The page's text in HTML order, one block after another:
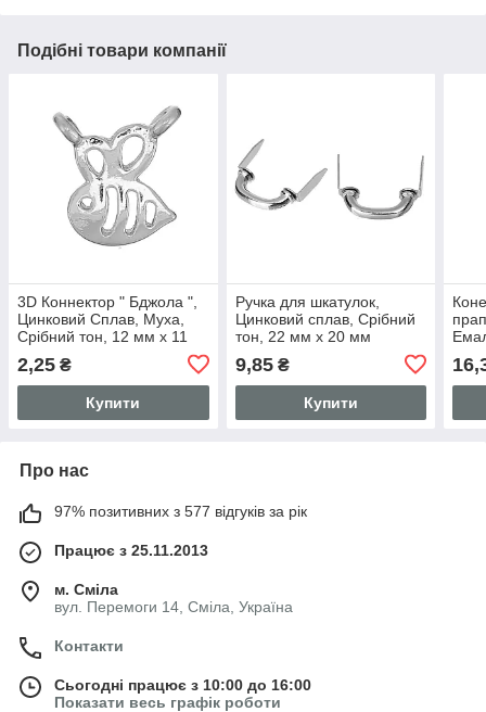
Подібні товари компанії
3D Коннектор " Бджола ",
Цинковий Сплав, Муха,
Срібний тон, 12 мм x 11
2,25 ₴
Купити
Ручка для шкатулок,
Цинковий сплав, Срібний
тон, 22 мм x 20 мм
9,85₴
Купити
24
Про нас
97% позитивних з 577 відгуків за рік
Працює з 25.11.2013
м. Сміла
вул. Перемоги 14, Сміла, Україна
Контакти
Сьогодні працює з 10:00 до 16:00
Показати весь графік роботи